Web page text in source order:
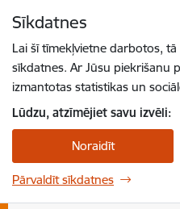
Sīkdatnes
Lai šī tīmekļvietne darbotos,
sīkdatnes. Ar Jūsu piekrišanu
izmantotas statistikas un
Lūdzu, atzīmējiet savu izvēli:
Noraidīt
Pārvaldīt sīkdatnes